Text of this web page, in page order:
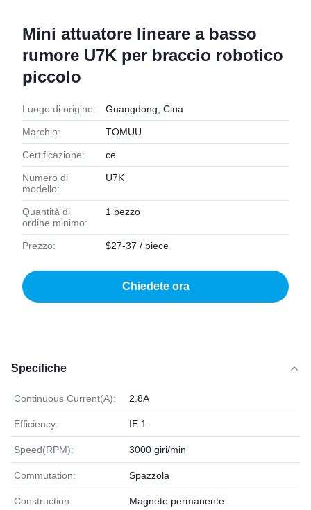
Mini attuatore lineare a basso
rumore U7K per braccio robotico
piccolo
Luogo di origine: Guangdong, Cina
Marchio: TOMUU
Certificazione: ce
Numero di
modello:
U7K
Quantità di
ordine minimo:
1 pezzo
Prezzo: $27-37 / piece
Chiedete ora
Specifiche
Continuous Current(A): 2.8A
Efficiency: IE 1
Speed(RPM): 3000 giri/min
Commutation: Spazzola
Construction: Magnete permanente